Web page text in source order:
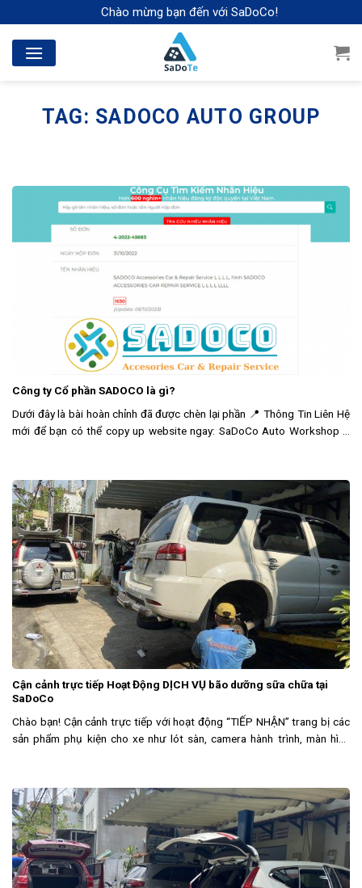
to
content
Chào mừng bạn đến với SaDoCo!
TAG: SADOCO AUTO GROUP
Công ty Cổ phần SADOCO là gì?
Dưới đây là bài hoàn chỉnh đã được chèn lại phần 📍 Thông Tin Liên Hệ
mới để bạn có thể copy up website ngay: SaDoCo Auto Workshop –
Cận cảnh trực tiếp Hoạt Động DỊCH VỤ bão dưỡng sữa chữa tại
SaDoCo
Chào bạn! Cận cảnh trực tiếp với hoạt động “TIẾP NHẬN” trang bị các
sản phẩm phụ kiện cho xe như lót sàn, camera hành trình, màn hình